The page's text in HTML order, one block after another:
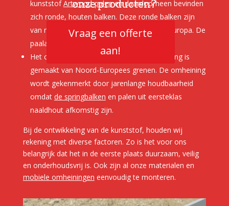
onze producten?
Vraag een offerte
aan!
kunststofArtwood-palenen daardoorheen bevinden
zich ronde, houten balken. Deze ronde balken zijn
van naaldhout dat afkomstig is uit Noord-Europa. De
paalafstand van dit hekwerk is drie meter.
Het country-hekwerk. Deze houten omheining is
gemaakt van Noord-Europees grenen. De omheining
wordt gekenmerkt door jarenlange houdbaarheid
omdat de springbalken en palen uit eersteklas
naaldhout afkomstig zijn.
Bij de ontwikkeling van de kunststof, houden wij
rekening met diverse factoren. Zo is het voor ons
belangrijk dat het in de eerste plaats duurzaam, veilig
en onderhoudsvrij is. Ook zijn al onze materialen en
mobiele omheiningen eenvoudig te monteren.